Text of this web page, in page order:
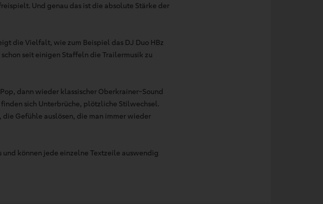
Und genau das ist die absolute Stärke der
die Vielfalt, wie zum Beispiel das DJ Duo HBz
seit einigen Staffeln die Trailermusik zu
dann wieder klassischer Oberkrainer-Sound
sich Unterbrüche, plötzliche Stilwechsel.
Gefühle auslösen, die man immer wieder
können jede einzelne Textzeile auswendig